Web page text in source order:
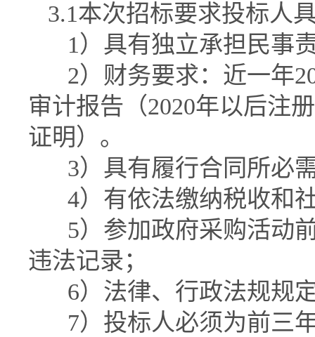
3.1本次招标要求投标人
1 ）具有独立承担民事
2）财务要求：近一年
审计报告（2020年以后注
证明）。
3）具有履行合同所必
4）有依法缴纳税收和
5）参加政府采购活动
违法记录；
6）法律、行政法规规
7）投标人必须为前三